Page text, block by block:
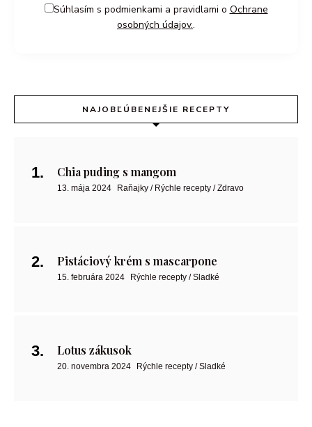
Súhlasím s podmienkami a pravidlami o Ochrane
osobných údajov..
NAJOBĽÚBENEJŠIE RECEPTY
Chia puding s mangom
13. mája 2024 Raňajky / Rýchle recepty / Zdravo
Pistáciový krém s mascarpone
15. februára 2024 Rýchle recepty / Sladké
Lotus zákusok
20. novembra 2024 Rýchle recepty / Sladké